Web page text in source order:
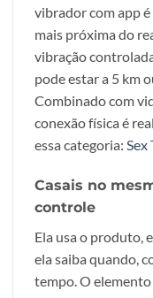
vibrador com app
mais próxima do
vibração
pode estar a 5 km
Combinado com
conexão física é
essa categoria: Sex
Casais no
controle
Ela usa o produto,
ela saiba quando,
tempo. O